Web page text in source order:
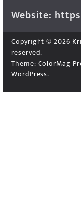
Website:
Copyright © 2026
reserved.
Theme: ColorMag
WordPress.